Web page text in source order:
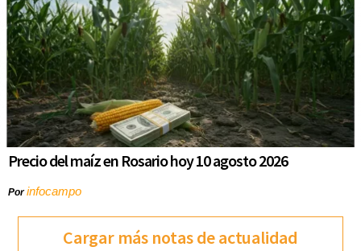
Precio del maíz en Rosario hoy 10 agosto 2026
Porinfocampo
Cargar más notas de actualidad